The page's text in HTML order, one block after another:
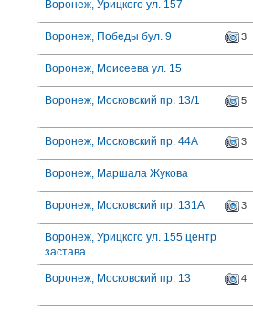
Воронеж, Урицкого ул. 157
Воронеж, Победы бул. 9 3
Воронеж, Моисеева ул. 15
Воронеж, Московский пр. 13/1 5
Воронеж, Московский пр. 44А 3
Воронеж, Маршала Жукова
Воронеж, Московский пр. 131А 3
Воронеж, Урицкого ул. 155 центр
застава
Воронеж, Московский пр. 13 4